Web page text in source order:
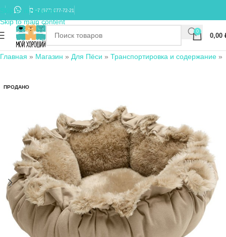
Skip to navigation
Skip to main content
+7 (977) 677-72-21
0
0,00
Главная » Магазин » Для Пёси » Транспортировка и содержание »
ПРОДАНО